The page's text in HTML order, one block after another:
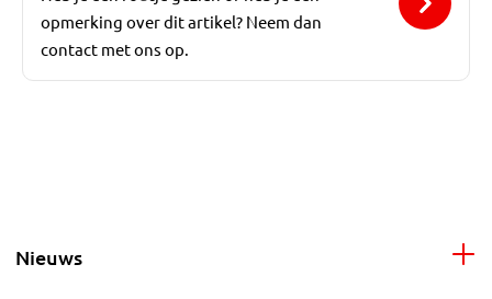
opmerking over dit artikel? Neem dan
contact met ons op.
Nieuws